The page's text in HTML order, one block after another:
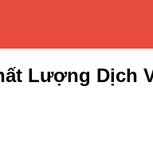
Lượng Dịch